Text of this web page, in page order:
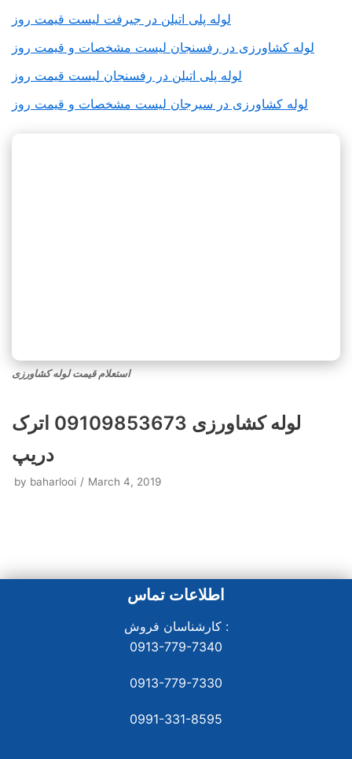
لوله پلی اتیلن در جیرفت لیست قیمت روز
لوله کشاورزی در رفسنجان لیست مشخصات و قیمت روز
لوله پلی اتیلن در رفسنجان لیست قیمت روز
لوله کشاورزی در سیرجان لیست مشخصات و قیمت روز
استعلام قیمت لوله کشاورزی
لوله کشاورزی 09109853673 اترک
دریپ
by baharlooi March 4, 2019
اطلاعات تماس
کارشناسان فروش :
0913-779-7340
0913-779-7330
0991-331-8595